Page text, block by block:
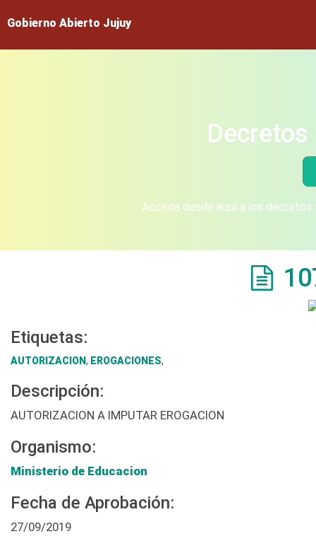
Gobierno Abierto Jujuy
Acceda desde aquí a los
Etiquetas:
AUTORIZACION, EROGACIONES,
Descripción:
AUTORIZACION A IMPUTAR EROGACION
Organismo:
Ministerio de Educacion
Fecha de Aprobación:
27/09/2019